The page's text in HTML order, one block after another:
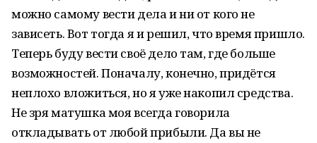
можно самому вести дела и ни от кого не
зависеть. Вот тогда я и решил, что время пришло.
Теперь буду вести своё дело там, где больше
возможностей. Поначалу, конечно, придётся
неплохо вложиться, но я уже накопил средства.
Не зря матушка моя всегда говорила
откладывать от любой прибыли. Да вы не